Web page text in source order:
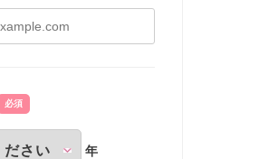
必須
年